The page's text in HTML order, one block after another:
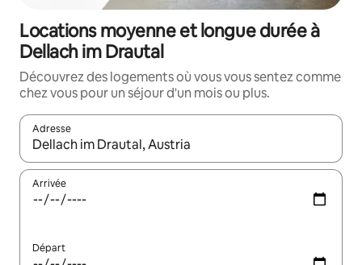
Locations moyenne et longue durée à
Dellach im Drautal
Découvrez des logements où vous vous sentez comme
chez vous pour un séjour d'un mois ou plus.
Adresse
Lorsque les résultats s'affichent, utilisez les flèches vers le
Arrivée
Départ